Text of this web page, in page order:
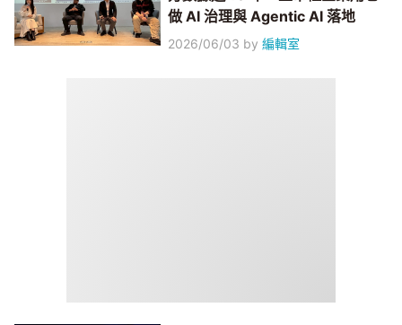
做 AI 治理與 Agentic AI 落地
2026/06/03 by編輯室